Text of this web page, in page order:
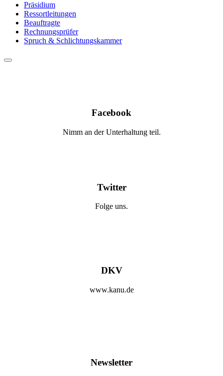
Präsidium
Ressortleitungen
Beauftragte
Rechnungsprüfer
Spruch & Schlichtungskammer
Facebook
Nimm an der Unterhaltung teil.
Twitter
Folge uns.
DKV
www.kanu.de
Newsletter